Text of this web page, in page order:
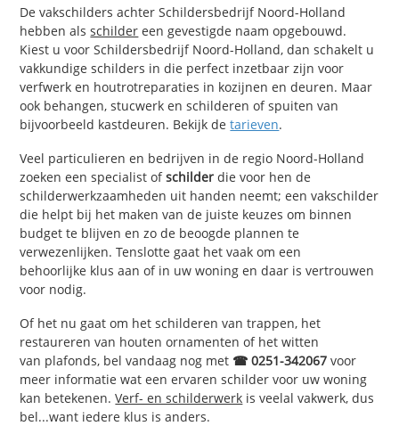
De vakschilders achter Schildersbedrijf Noord-Holland
hebben alsschilder een gevestigde naam opgebouwd.
Kiest u voor Schildersbedrijf Noord-Holland, dan schakelt u
vakkundige schilders in die perfect inzetbaar zijn voor
verfwerk en houtrotreparaties in kozijnen en deuren. Maar
ook behangen, stucwerk en schilderen of spuiten van
bijvoorbeeld kastdeuren. Bekijk detarieven.
Veel particulieren en bedrijven in de regio Noord-Holland
zoeken een specialist ofschilder die voor hen de
schilderwerkzaamheden uit handen neemt; een vakschilder
die helpt bij het maken van de juiste keuzes om binnen
budget te blijven en zo de beoogde plannen te
verwezenlijken. Tenslotte gaat het vaak om een
behoorlijke klus aan of in uw woning en daar is vertrouwen
voor nodig.
Of het nu gaat om het schilderen van trappen, het
restaureren van houten ornamenten of het witten
van plafonds, bel vandaag nog met ☎ 0251-342067 voor
meer informatie wat een ervaren schilder voor uw woning
kan betekenen.Verf- en schilderwerk is veelal vakwerk, dus
bel...want iedere klus is anders.